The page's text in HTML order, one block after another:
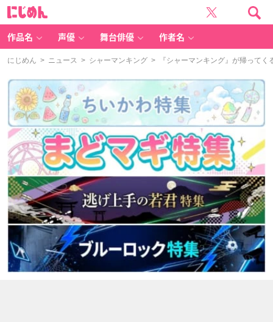
作品名 声優 舞台俳優 作者名
にじめん > ニュース > シャーマンキング > 『シャーマンキング』が帰ってく